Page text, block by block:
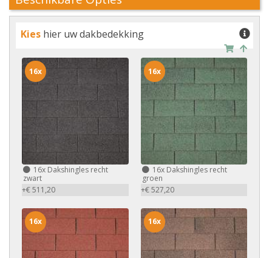
Kies hier uw dakbedekking
16x Dakshingles recht
zwart
+€ 511,20
16x
16xDakshingles recht
groen
+€ 527,20
16x
16x 16x